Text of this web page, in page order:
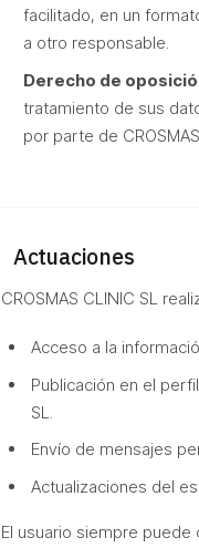
facilitado, en un
a otro responsable.
Derecho de
tratamiento de sus
por parte de CROSMAS
Actuaciones
CROSMAS CLINIC SL
Acceso a la
Publicación en el
SL.
Envío de mensajes
Actualizaciones del
El usuario siempre